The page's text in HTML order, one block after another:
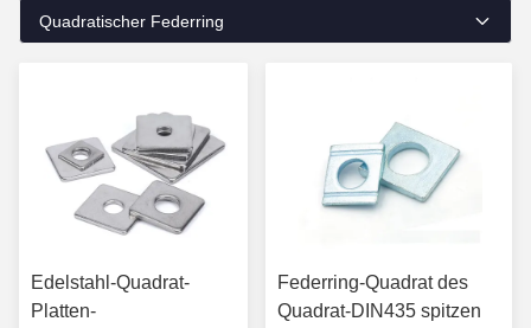
Quadratischer Federring
Edelstahl-Quadrat-
Platten-
Federring-Quadrat des
Quadrat-DIN435 spitzen